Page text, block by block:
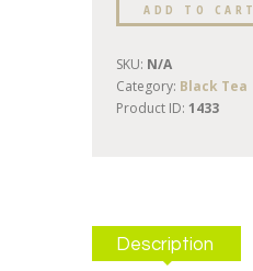
ADD TO CART
SKU: N/A
Category: Black Tea
Product ID: 1433
Description